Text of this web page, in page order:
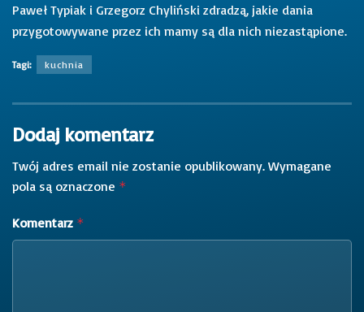
Paweł Typiak i Grzegorz Chyliński zdradzą, jakie dania
przygotowywane przez ich mamy są dla nich niezastąpione.
Tagi: kuchnia
Dodaj komentarz
Twój adres email nie zostanie opublikowany. Wymagane
pola są oznaczone *
Komentarz *